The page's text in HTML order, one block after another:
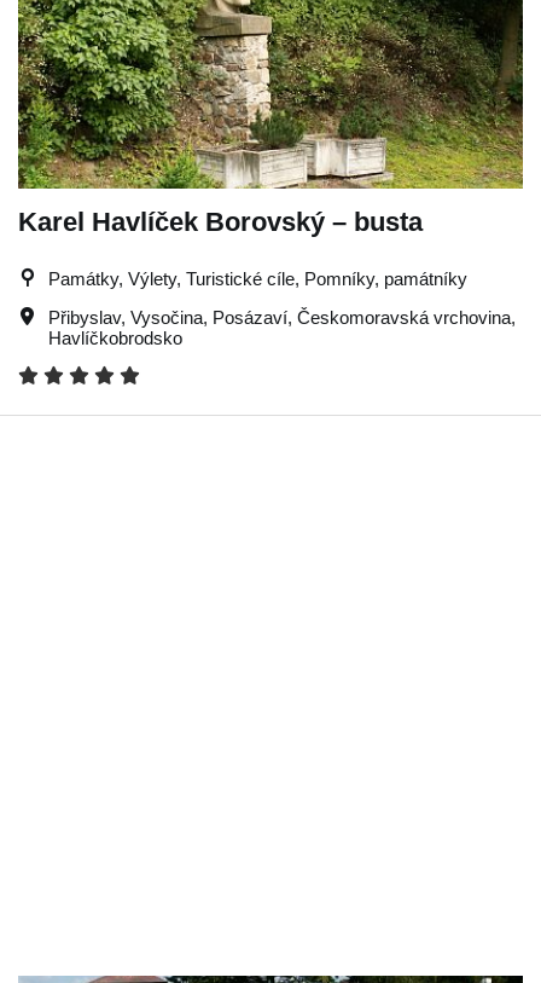
Karel Havlíček Borovský – busta
Památky, Výlety, Turistické cíle, Pomníky, památníky
Přibyslav, Vysočina, Posázaví, Českomoravská vrchovina,
Havlíčkobrodsko